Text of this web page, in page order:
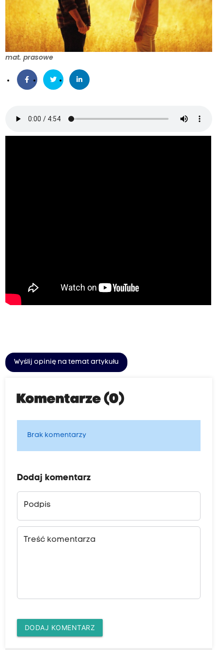
mat. prasowe
Wyślij opinię na temat artykułu
Komentarze (0)
Brak komentarzy
Dodaj komentarz
Podpis
Treść komentarza
DODAJ KOMENTARZ